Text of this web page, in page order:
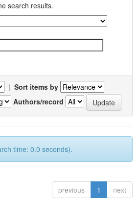
search results.
| Sort items by
Authors/record
time: 0.0 seconds).
previous 1 next